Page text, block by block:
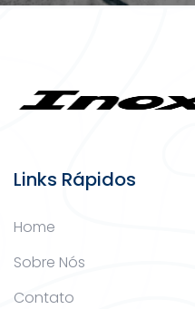
Links Rápidos
Home
Sobre Nós
Contato